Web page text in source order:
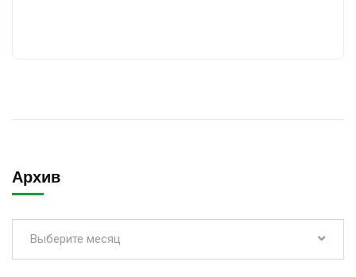
Архив
Выберите месяц